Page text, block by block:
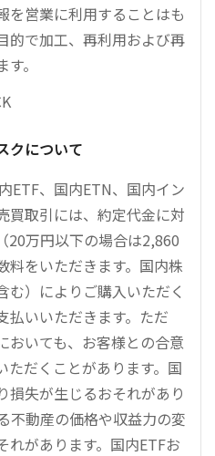
を営業に利用することはも
的で加工、再利用および再
。
クについて
ETF、国内ETN、国内イン
買取引には、約定代金に対
20万円以下の場合は2,860
料をいただきます。国内株
）によりご購入いただく
払いいただきます。ただ
おいても、お客様との合意
ただくことがあります。国
損失が生じるおそれがあり
不動産の価格や収益力の変
れがあります。国内ETFお